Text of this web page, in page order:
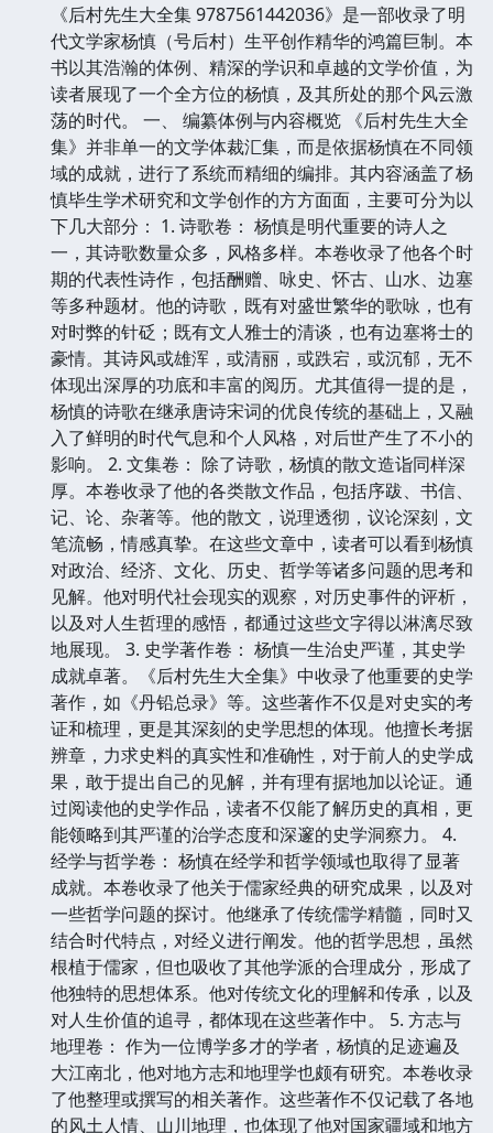
《后村先生大全集 9787561442036》是一部收录了明
代文学家杨慎（号后村）生平创作精华的鸿篇巨制。本
书以其浩瀚的体例、精深的学识和卓越的文学价值，为
读者展现了一个全方位的杨慎，及其所处的那个风云激
荡的时代。 一、 编纂体例与内容概览 《后村先生大全
集》并非单一的文学体裁汇集，而是依据杨慎在不同领
域的成就，进行了系统而精细的编排。其内容涵盖了杨
慎毕生学术研究和文学创作的方方面面，主要可分为以
下几大部分： 1. 诗歌卷： 杨慎是明代重要的诗人之
一，其诗歌数量众多，风格多样。本卷收录了他各个时
期的代表性诗作，包括酬赠、咏史、怀古、山水、边塞
等多种题材。他的诗歌，既有对盛世繁华的歌咏，也有
对时弊的针砭；既有文人雅士的清谈，也有边塞将士的
豪情。其诗风或雄浑，或清丽，或跌宕，或沉郁，无不
体现出深厚的功底和丰富的阅历。尤其值得一提的是，
杨慎的诗歌在继承唐诗宋词的优良传统的基础上，又融
入了鲜明的时代气息和个人风格，对后世产生了不小的
影响。 2. 文集卷： 除了诗歌，杨慎的散文造诣同样深
厚。本卷收录了他的各类散文作品，包括序跋、书信、
记、论、杂著等。他的散文，说理透彻，议论深刻，文
笔流畅，情感真挚。在这些文章中，读者可以看到杨慎
对政治、经济、文化、历史、哲学等诸多问题的思考和
见解。他对明代社会现实的观察，对历史事件的评析，
以及对人生哲理的感悟，都通过这些文字得以淋漓尽致
地展现。 3. 史学著作卷： 杨慎一生治史严谨，其史学
成就卓著。《后村先生大全集》中收录了他重要的史学
著作，如《丹铅总录》等。这些著作不仅是对史实的考
证和梳理，更是其深刻的史学思想的体现。他擅长考据
辨章，力求史料的真实性和准确性，对于前人的史学成
果，敢于提出自己的见解，并有理有据地加以论证。通
过阅读他的史学作品，读者不仅能了解历史的真相，更
能领略到其严谨的治学态度和深邃的史学洞察力。 4.
经学与哲学卷： 杨慎在经学和哲学领域也取得了显著
成就。本卷收录了他关于儒家经典的研究成果，以及对
一些哲学问题的探讨。他继承了传统儒学精髓，同时又
结合时代特点，对经义进行阐发。他的哲学思想，虽然
根植于儒家，但也吸收了其他学派的合理成分，形成了
他独特的思想体系。他对传统文化的理解和传承，以及
对人生价值的追寻，都体现在这些著作中。 5. 方志与
地理卷： 作为一位博学多才的学者，杨慎的足迹遍及
大江南北，他对地方志和地理学也颇有研究。本卷收录
了他整理或撰写的相关著作。这些著作不仅记载了各地
的风土人情、山川地理，也体现了他对国家疆域和地方